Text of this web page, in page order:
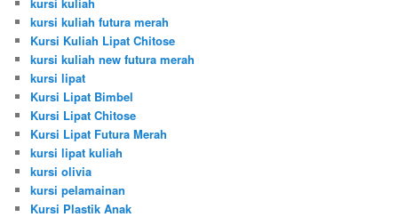
kursi kuliah futura merah
Kursi Kuliah Lipat Chitose
kursi kuliah new futura merah
kursi lipat
Kursi Lipat Bimbel
Kursi Lipat Chitose
Kursi Lipat Futura Merah
kursi lipat kuliah
kursi olivia
kursi pelamainan
Kursi Plastik Anak